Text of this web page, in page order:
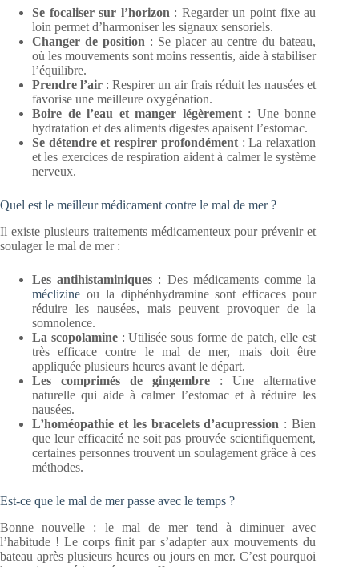
Se focaliser sur l’horizon : Regarder un point fixe au
loin permet d’harmoniser les signaux sensoriels.
Changer de position : Se placer au centre du bateau,
où les mouvements sont moins ressentis, aide à stabiliser
l’équilibre.
Prendre l’air : Respirer un air frais réduit les nausées et
favorise une meilleure oxygénation.
Boire de l’eau et manger légèrement: Une bonne
hydratation et des aliments digestes apaisent l’estomac.
Se détendre et respirer profondément : La relaxation
et les exercices de respiration aident à calmer le système
nerveux.
Quel est le meilleur médicament contre le mal de mer ?
Il existe plusieurs traitements médicamenteux pour prévenir et
soulager le mal de mer :
Les antihistaminiques : Des médicaments comme la
méclizine ou la diphénhydramine sont efficaces pour
réduire les nausées, mais peuvent provoquer de la
somnolence.
La scopolamine: Utilisée sous forme de patch, elle est
très efficace contre le mal de mer, mais doit être
appliquée plusieurs heures avant le départ.
Les comprimés de gingembre : Une alternative
naturelle qui aide à calmer l’estomac et à réduire les
nausées.
L’homéopathie et les bracelets d’acupression : Bien
que leur efficacité ne soit pas prouvée scientifiquement,
certaines personnes trouvent un soulagement grâce à ces
méthodes.
Est-ce que le mal de mer passe avec le temps ?
Bonne nouvelle : le mal de mer tend à diminuer avec
l’habitude ! Le corps finit par s’adapter aux mouvements du
bateau après plusieurs heures ou jours en mer. C’est pourquoi